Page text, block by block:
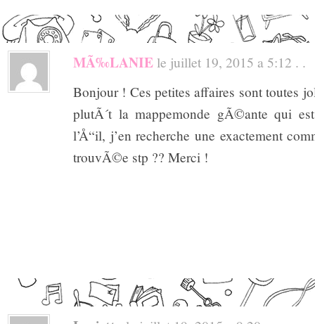
MÃ‰LANIE le juillet 19, 2015 a 5:12 . .
Bonjour ! Ces petites affaires sont toutes
plutÃ´t la mappemonde gÃ©ante qui
l’Å“il, j’en recherche une exactement
trouvÃ©e stp ?? Merci !